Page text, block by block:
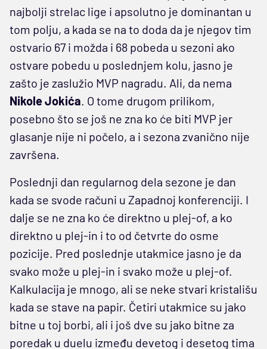
najbolji strelac lige i apsolutno je dominantan u
tom polju, a kada se na to doda da je njegov tim
ostvario 67 i možda i 68 pobeda u sezoni ako
ostvare pobedu u poslednjem kolu, jasno je
zašto je zaslužio MVP nagradu. Ali, da nema
Nikole Jokića. O tome drugom prilikom,
posebno što se još ne zna ko će biti MVP jer
glasanje nije ni počelo, a i sezona zvanično nije
završena.
Poslednji dan regularnog dela sezone je dan
kada se svode računi u Zapadnoj konferenciji. I
dalje se ne zna ko će direktno u plej-of, a ko
direktno u plej-in i to od četvrte do osme
pozicije. Pred poslednje utakmice jasno je da
svako može u plej-in i svako može u plej-of.
Kalkulacija je mnogo, ali se neke stvari kristališu
kada se stave na papir. Četiri utakmice su jako
bitne u toj borbi, ali i još dve su jako bitne za
poredak u duelu između devetog i desetog tima